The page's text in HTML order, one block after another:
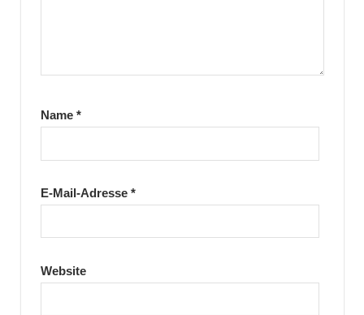
Name *
E-Mail-Adresse *
Website